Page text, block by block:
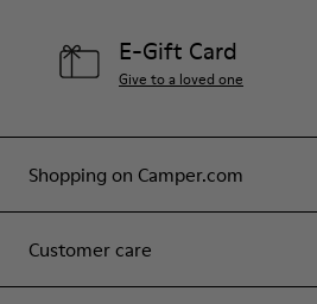
Shopping on Camper.com
Customer care
E-Gift Card
Give to a loved one